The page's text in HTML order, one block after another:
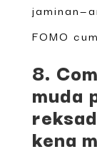
FOMO
8.
muda
kena